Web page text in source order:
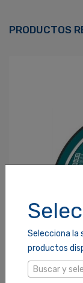
Selecciona la
productos
Buscar y
PRODUCTOS